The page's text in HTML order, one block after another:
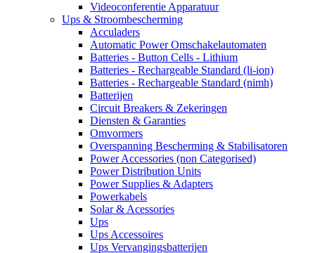
Videoconferentie Apparatuur
Ups & Stroombescherming
Acculaders
Automatic Power Omschakelautomaten
Batteries - Button Cells - Lithium
Batteries - Rechargeable Standard (li-ion)
Batteries - Rechargeable Standard (nimh)
Batterijen
Circuit Breakers & Zekeringen
Diensten & Garanties
Omvormers
Overspanning Bescherming & Stabilisatoren
Power Accessories (non Categorised)
Power Distribution Units
Power Supplies & Adapters
Powerkabels
Solar & Acessories
Ups
Ups Accessoires
Ups Vervangingsbatterijen